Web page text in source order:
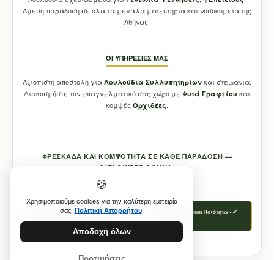
Άμεση παράδοση σε όλα τα μεγάλα μαιευτήρια και νοσοκομεία της
Αθήνας.
ΟΙ ΥΠΗΡΕΣΊΕΣ ΜΑΣ
Αξιόπιστη αποστολή για Λουλούδια Συλλυπητηρίων και στεφάνια.
Διακοσμήστε τον επαγγελματικό σας χώρο με Φυτά Γραφείου και
κομψές Ορχιδέες.
ΦΡΕΣΚΆΔΑ ΚΑΙ ΚΟΜΨΌΤΗΤΑ ΣΕ ΚΆΘΕ ΠΑΡΆΔΟΣΗ —
21FLOWERS ΑΘΉΝΑ.
✔ Αυθημερόν Παράδοση • ✔ Φρέσκα Καθημερινά • ✔ Premium Ποιότητα • ✔
🍪
Χρησιμοποιούμε cookies για την καλύτερη εμπειρία
σας. Πολιτική Απορρήτου.
Αποδοχή όλων